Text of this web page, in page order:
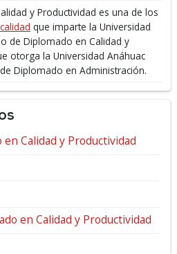
y Productividad es una de los
que imparte la Universidad
de Diplomado en Calidad y
otorga la Universidad Anáhuac
Diplomado en Administración.
Calidad y Productividad
en Calidad y Productividad